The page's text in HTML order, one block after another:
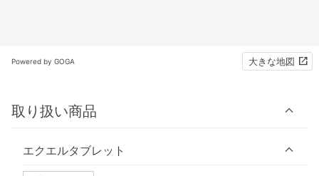
Powered by GOGA 大きな地図
取り扱い商品
エクエルタブレット